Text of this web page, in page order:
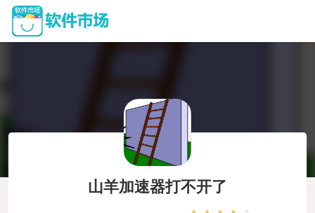
山羊加速器打不开了